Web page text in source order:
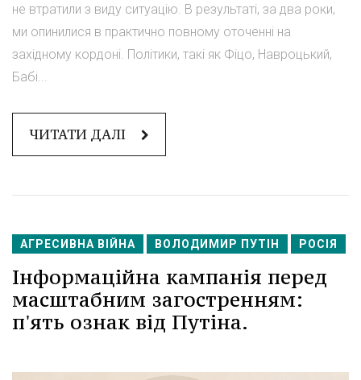
не втратили з виду ситуацію. В результаті, за два роки,
ми опинилися в практично повному оточенні на
західному кордоні. Політики, такі як Фіцо, Навроцький,
Бабі...
ЧИТАТИ ДАЛІ
АГРЕСИВНА ВІЙНА ВОЛОДИМИР ПУТІН РОСІЯ
Інформаційна кампанія перед
масштабним загостренням:
п'ять ознак від Путіна.